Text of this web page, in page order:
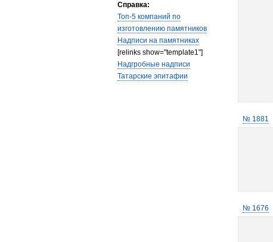
Справка:
Топ-5 компаний по
изготовлению памятников
Надписи на памятниках
[relinks show="template1"]
Надгробные надписи
Татарские эпитафии
№ 1881
№ 1676